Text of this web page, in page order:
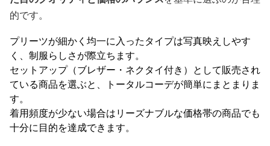
的です。
プリーツが細かく均一に入ったタイプは写真映えしやす
く、制服らしさが際立ちます。
セットアップ（ブレザー・ネクタイ付き）として販売され
ている商品を選ぶと、トータルコーデが簡単にまとまりま
す。
着用頻度が少ない場合はリーズナブルな価格帯の商品でも
十分に目的を達成できます。